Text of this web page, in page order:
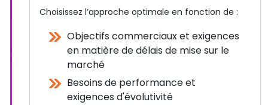
Choisissez l’approche optimale en fonction de :
Objectifs commerciaux et exigences
en matière de délais de mise sur le
marché
Besoins de performance et
exigences d'évolutivité